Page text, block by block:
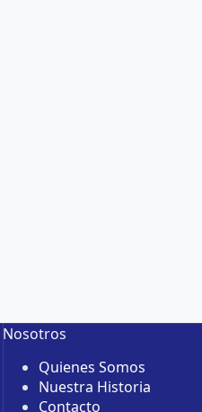
Nosotros
Quienes Somos
Nuestra Historia
Contacto